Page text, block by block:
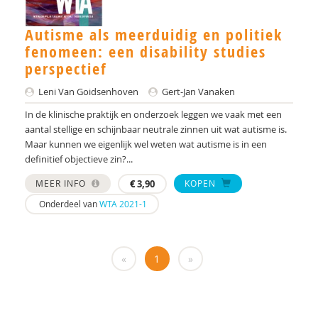
Claudine Dietz
Fabiana Engelsbel
Eveline van Geuns
Lieke Godschalk van Steenbergen
Lode Gouwke
Lode Gouwkens
Kirstin Greaves-Lord
Autisme als meerduidig en politiek
fenomeen: een disability studies
perspectief
Leni Van Goidsenhoven
Gert-Jan Vanaken
In de klinische praktijk en onderzoek leggen we vaak met een
aantal stellige en schijnbaar neutrale zinnen uit wat autisme is.
Maar kunnen we eigenlijk wel weten wat autisme is in een
definitief objectieve zin?...
MEER INFO €3,90
KOPEN
Onderdeel vanWTA 2021-1
« 1 »